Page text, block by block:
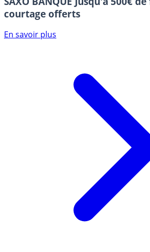
courtage offerts
En savoir plus